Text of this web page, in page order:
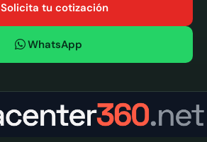
Solicita tu cotización
WhatsApp